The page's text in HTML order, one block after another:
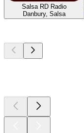
Salsa RD Radio
Danbury, Salsa